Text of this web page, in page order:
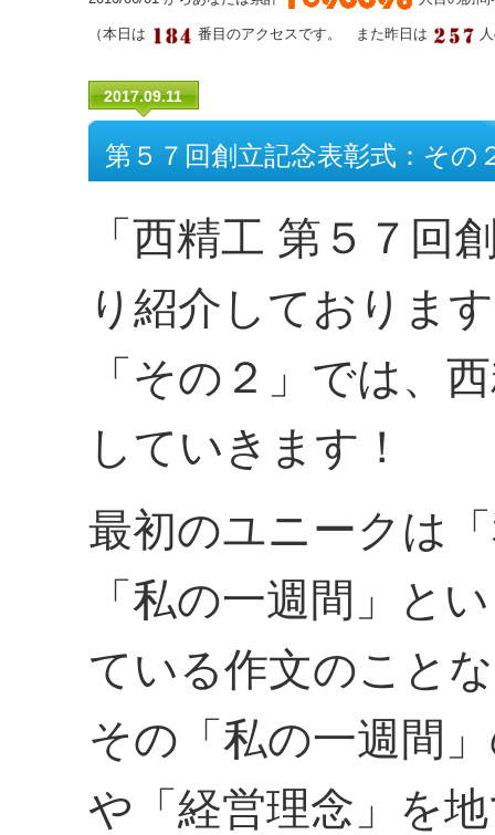
（本日は 番目のアクセスです。 また昨日は
2017.09.11
第５７回創立記念表彰式：その
「西精工 第５７回
り紹介しておりま
「その２」では、
していきます！
最初のユニークは
「私の一週間」と
ている作文のこと
その「私の一週間
や「経営理念」を